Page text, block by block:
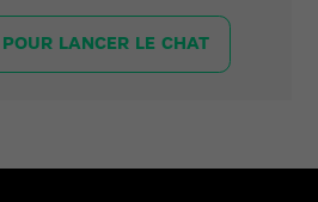
LANCER LE CHAT